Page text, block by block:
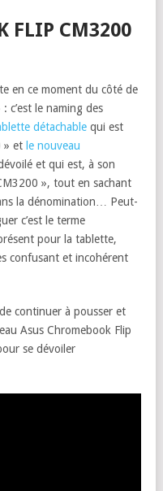
FLIP CM3200
en ce moment du côté de
c’est le naming des
détachable qui est
» et le nouveau
et qui est, à son
», tout en sachant
la dénomination… Peut-
c’est le terme
pour la tablette,
confusant et incohérent
de continuer à pousser et
Asus Chromebook Flip
se dévoiler